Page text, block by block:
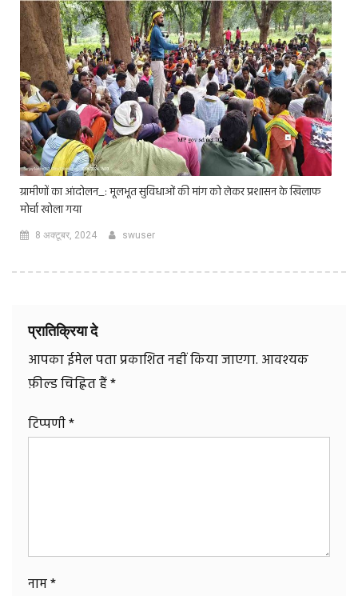
ग्रामीणों का आंदोलन_: मूलभूत सुविधाओं की मांग को लेकर प्रशासन के खिलाफ
मोर्चा खोला गया
8 अक्टूबर, 2024 swuser
प्रातिक्रिया दे
आपका ईमेल पता प्रकाशित नहीं किया जाएगा. आवश्यक
फ़ील्ड चिह्नित हैं*
टिप्पणी*
नाम*